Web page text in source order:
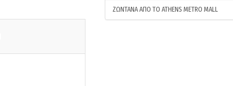
ΖΩΝΤΑΝΑ ΑΠΟ ΤΟ ATHENS METRO MALL